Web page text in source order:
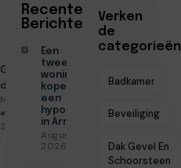
Geschreven
door
Menno Maas
● Juni 15,
2026
Recente
Berichten
Een
tweede
woning
kopen met
een
hypotheek
in Arnhem
Augustus 7,
2026
Verken
de
categorieën
Badkamer
Beveiliging
Dak Gevel En
Schoorsteen